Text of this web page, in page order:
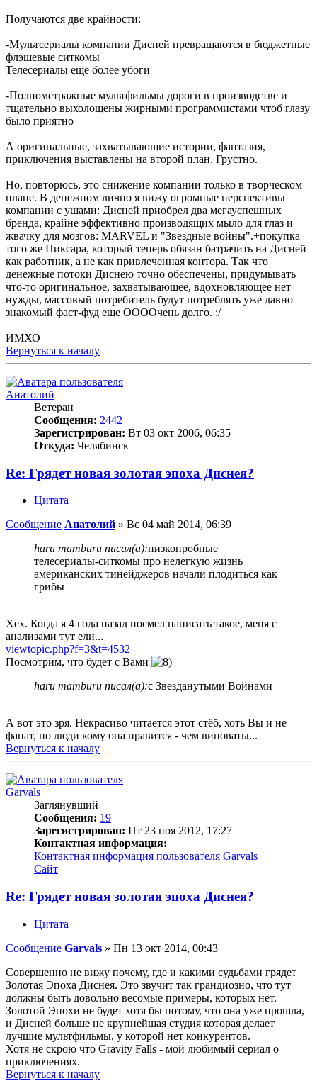
Получаются две крайности:
-Мультсериалы компании Дисней превращаются в бюджетные
флэшевые ситкомы
Телесериалы еще более убоги
-Полнометражные мультфильмы дороги в производстве и
тщательно выхолощены жирными программистами чтоб глазу
было приятно
А оригинальные, захватывающие истории, фантазия,
приключения выставлены на второй план. Грустно.
Но, повторюсь, это снижение компании только в творческом
плане. В денежном лично я вижу огромные перспективы
компании с ушами: Дисней приобрел два мегауспешных
бренда, крайне эффективно производящих мыло для глаз и
жвачку для мозгов: MARVEL и "Звездные войны".+покупка
того же Пиксара, который теперь обязан батрачить на Дисней
как работник, а не как привлеченная контора. Так что
денежные потоки Диснею точно обеспечены, придумывать
что-то оригинальное, захватывающее, вдохновляющее нет
нужды, массовый потребитель будут потреблять уже давно
знакомый фаст-фуд еще ООООчень долго. :/
ИМХО
Вернуться к началу
Анатолий
Ветеран
Сообщения: 2442
Зарегистрирован: Вт 03 окт 2006, 06:35
Откуда: Челябинск
Re: Грядет новая золотая эпоха Диснея?
Цитата
Сообщение Анатолий » Вс 04 май 2014, 06:39
haru mamburu писал(а):низкопробные
телесериалы-ситкомы про нелегкую жизнь
американских тинейджеров начали плодиться как
грибы
Хех. Когда я 4 года назад посмел написать такое, меня с
анализами тут ели...
viewtopic.php?f=3&t=4532
Посмотрим, что будет с Вами
haru mamburu писал(а):с Звезданутыми Войнами
А вот это зря. Некрасиво читается этот стёб, хоть Вы и не
фанат, но люди кому она нравится - чем виноваты...
Вернуться к началу
Garvals
Заглянувший
Сообщения: 19
Зарегистрирован: Пт 23 ноя 2012, 17:27
Контактная информация:
Контактная информация пользователя Garvals
Сайт
Re: Грядет новая золотая эпоха Диснея?
Цитата
Сообщение Garvals » Пн 13 окт 2014, 00:43
Совершенно не вижу почему, где и какими судьбами грядет
Золотая Эпоха Диснея. Это звучит так грандиозно, что тут
должны быть довольно весомые примеры, которых нет.
Золотой Эпохи не будет хотя бы потому, что она уже прошла,
и Дисней больше не крупнейшая студия которая делает
лучшие мультфильмы, у которой нет конкурентов.
Хотя не скрою что Gravity Falls - мой любимый сериал о
приключениях.
Вернуться к началу